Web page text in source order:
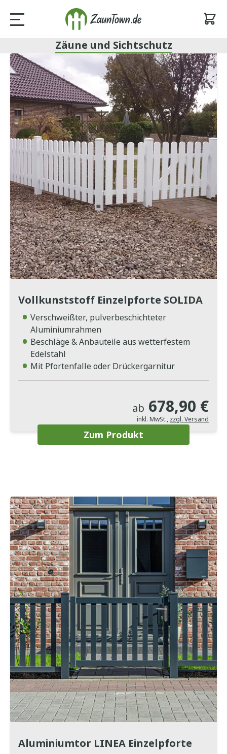
Zäune und Sichtschutz
Vollkunststoff Einzelpforte SOLIDA
Verschweißter, pulverbeschichteter
Aluminiumrahmen
Beschläge & Anbauteile aus wetterfestem
Edelstahl
Mit Pfortenfalle oder Drückergarnitur
ab 678,90 €
inkl. MwSt., zzgl. Versand
Zum Produkt
Aluminiumtor LINEA Einzelpforte